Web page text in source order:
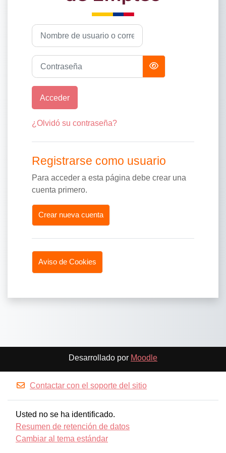
Saltar a creación de una nueva cuenta
Nombre de usuario o correo electrónico
Contraseña
Acceder
¿Olvidó su contraseña?
Registrarse como usuario
Para acceder a esta página debe crear una
cuenta primero.
Crear nueva cuenta
Aviso de Cookies
Desarrollado por Moodle
Contactar con el soporte del sitio
Usted no se ha identificado.
Resumen de retención de datos
Cambiar al tema estándar